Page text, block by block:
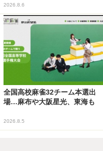
2026.8.6
全国高校麻雀32チーム本選出
場…麻布や大阪星光、東海も
2026.8.5